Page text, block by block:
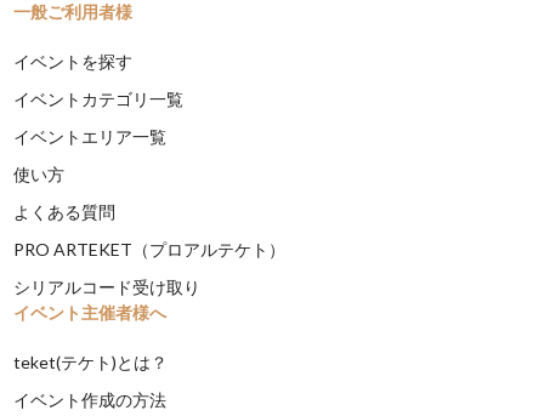
一般ご利用者様
イベントを探す
イベントカテゴリ一覧
イベントエリア一覧
使い方
よくある質問
PRO ARTEKET（プロアルテケト）
シリアルコード受け取り
イベント主催者様へ
teket(テケト)とは？
イベント作成の方法